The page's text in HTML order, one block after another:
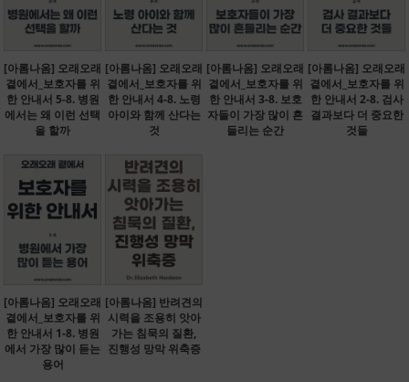
[아롬나옴] 오래오래
곁에서_보호자를 위
한 안내서 5-8. 병원
에서는 왜 이런 선택
을 할까
[아롬나옴] 오래오래
곁에서_보호자를 위
한 안내서 4-8. 노령
아이와 함께 산다는
것
[아롬나옴] 오래오래
곁에서_보호자를 위
한 안내서 3-8. 보호
자들이 가장 많이 흔
들리는 순간
[아롬나옴] 오래오래
곁에서_보호자를 위
한 안내서 2-8. 검사
결과보다 더 중요한
것들
[아롬나옴] 오래오래
곁에서_보호자를 위
한 안내서 1-8. 병원
에서 가장 많이 듣는
용어
[아롬나옴] 반려견의
시력을 조용히 앗아
가는 침묵의 질환,
진행성 망막 위축증